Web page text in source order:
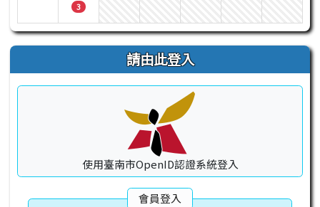
3
請由此登入
使用臺南市OpenID認證系統登入
會員登入